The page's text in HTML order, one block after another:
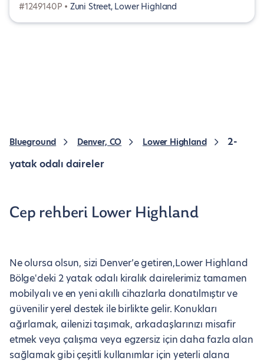
#1249140P • Zuni Street, Lower Highland
Blueground Denver, CO Lower Highland
2-
yatak odalı daireler
Cep rehberi Lower Highland
Ne olursa olsun, sizi Denver’e getiren,Lower Highland
Bölge'deki 2 yatak odalı kiralık dairelerimiz tamamen
mobilyalı ve en yeni akıllı cihazlarla donatılmıştır ve
güvenilir yerel destek ile birlikte gelir. Konukları
ağırlamak, ailenizi taşımak, arkadaşlarınızı misafir
etmek veya çalışma veya egzersiz için daha fazla alan
sağlamak gibi çeşitli kullanımlar için yeterli alana